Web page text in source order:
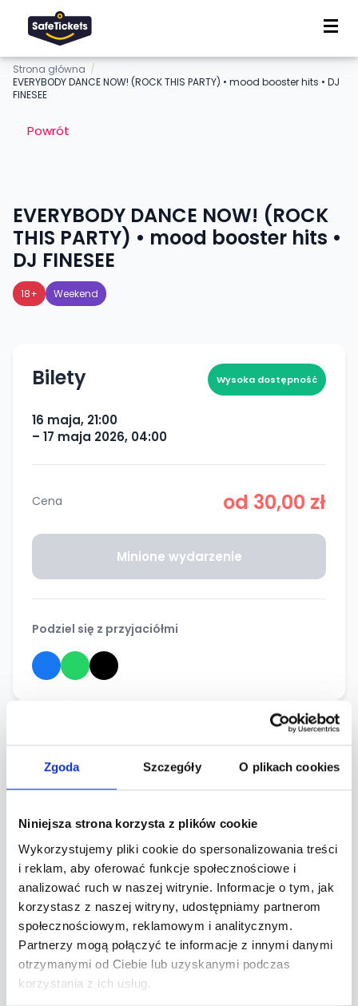
Zgoda Szczegóły O plikach cookies
Niniejsza strona korzysta z plików cookie
Wykorzystujemy pliki cookie do spersonalizowania treści
i reklam, aby oferować funkcje społecznościowe i
analizować ruch w naszej witrynie. Informacje o tym, jak
korzystasz z naszej witryny, udostępniamy partnerom
społecznościowym, reklamowym i analitycznym.
Partnerzy mogą połączyć te informacje z innymi danymi
otrzymanymi od Ciebie lub uzyskanymi podczas
korzystania z ich usług.
Strona główna /
EVERYBODY DANCE NOW! (ROCK THIS PARTY) • mood booster hits • DJ
FINESEE
Powrót
EVERYBODY DANCE NOW! (ROCK
THIS PARTY) • mood booster hits •
DJ FINESEE
18+ Weekend
Bilety Wysoka dostępność
16 maja, 21:00
– 17 maja 2026, 04:00
Cena od 30,00 zł
Minione wydarzenie
Podziel się z przyjaciółmi
Ta noc mimo, że taka sama, będzie do innych
niepodobna! Oddamy się weekendowemu
szaleństwu, parkietowemu pulsowi, barowym
A dokonamy tego wszystkiego przy najlepszej
selekcji muzycznej po tej stronie rzeki Białej,
którą przygotuje z głębi serca nie kto inny jak DJ
Finesee!
www.fb.com/00063638253472
klimaty: przelot po najlepszych hitach, latach i